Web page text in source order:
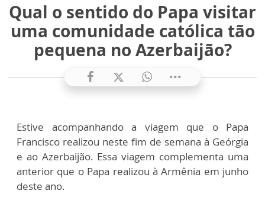
Qual o sentido do Papa visitar
uma comunidade católica tão
pequena no Azerbaijão?
Estive acompanhando a viagem que o Papa
Francisco realizou neste fim de semana à Geórgia
e ao Azerbaijão. Essa viagem complementa uma
anterior que o Papa realizou à Armênia em junho
deste ano.